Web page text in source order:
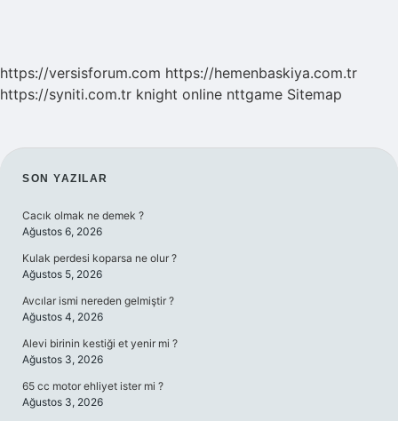
https://versisforum.com https://hemenbaskiya.com.tr
https://syniti.com.tr knight online nttgame Sitemap
SIDEBAR
SON YAZILAR
Cacık olmak ne demek ?
Ağustos 6, 2026
Kulak perdesi koparsa ne olur ?
Ağustos 5, 2026
Avcılar ismi nereden gelmiştir ?
Ağustos 4, 2026
Alevi birinin kestiği et yenir mi ?
Ağustos 3, 2026
65 cc motor ehliyet ister mi ?
Ağustos 3, 2026